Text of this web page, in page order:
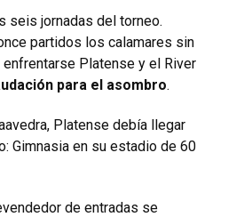
seis jornadas del torneo.
partidos los calamares sin
Platense y el River
para el asombro.
Platense debía llegar
Gimnasia en su estadio de 60
de entradas se